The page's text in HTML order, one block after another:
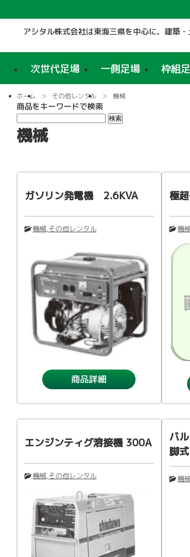
アシタル株式
アシタル株式会社は東海三県を中心に、 建築・
次世代足場 一側足場 枠組
ホーム その他レンタル 機械
商品をキーワードで検索
機械
ガソリン発電機 2.6KVA
その他レンタル
,
機械
商品詳細
極
機
エンジンティグ溶接機 300A
その他レンタル
,
機械
バ
脚式
機